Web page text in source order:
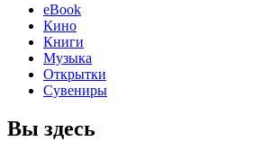
eBook
Кино
Книги
Музыка
Открытки
Сувениры
Вы здесь